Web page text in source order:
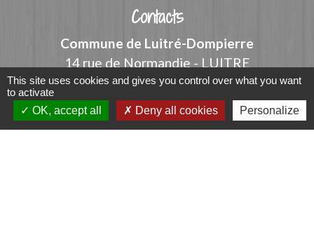
Contacts
Commune de Luitré-Dompierre
14 rue de Normandie - LUITRE
35133 Luitré-Dompierre - FRANCE
+33 2 99 97 91 26
This site uses cookies and gives you control over what you want
to activate
OK, accept all
Deny all cookies Personalize